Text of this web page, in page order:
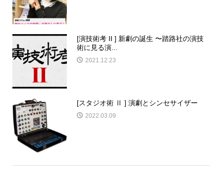
[演技術考 II ] 新劇の誕生 〜踏路社の演技
術に見る演...
2021.12.23
[スタジオ術 Ⅱ ] 演劇とシンセサイザー
2022.03.09